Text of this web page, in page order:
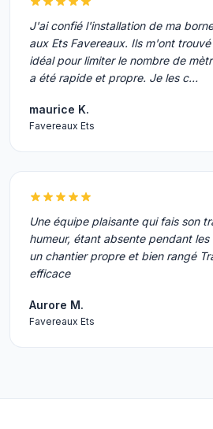
J'ai confié l'installation de ma
aux Ets Favereaux. Ils m'ont
idéal pour limiter le nombre de
a été rapide et propre. Je les c…
maurice K.
Favereaux Ets
Une équipe plaisante qui fais son
humeur, étant absente pendant les
un chantier propre et bien rangé
efficace
Aurore M.
Favereaux Ets